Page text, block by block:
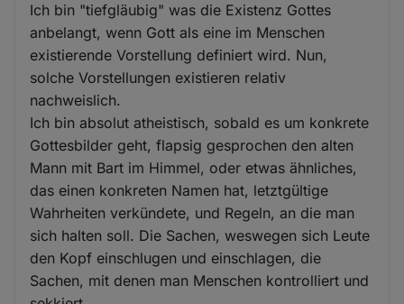
Ich bin "tiefgläubig" was die Existenz Gottes
anbelangt, wenn Gott als eine im Menschen
existierende Vorstellung definiert wird. Nun,
solche Vorstellungen existieren relativ
nachweislich.
Ich bin absolut atheistisch, sobald es um konkrete
Gottesbilder geht, flapsig gesprochen den alten
Mann mit Bart im Himmel, oder etwas ähnliches,
das einen konkreten Namen hat, letztgültige
Wahrheiten verkündete, und Regeln, an die man
sich halten soll. Die Sachen, weswegen sich Leute
den Kopf einschlugen und einschlagen, die
Sachen, mit denen man Menschen kontrolliert und